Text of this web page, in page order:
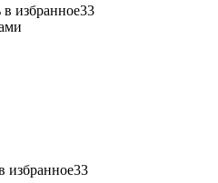
в избранное33
избранное33